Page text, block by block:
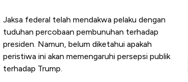
Jaksa federal telah mendakwa pelaku dengan
tuduhan percobaan pembunuhan terhadap
presiden. Namun, belum diketahui apakah
peristiwa ini akan memengaruhi persepsi publik
terhadap Trump.